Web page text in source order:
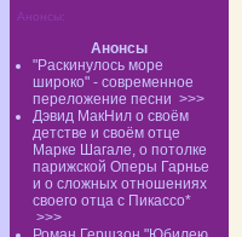
Анонсы:
Анонсы
"Раскинулось море
широко" - современное
переложение песни >>>
Дэвид МакНил о своём
детстве и своём отце
Марке Шагале, о потолке
парижской Оперы Гарнье
и о сложных отношениях
своего отца с Пикассо*
>>>